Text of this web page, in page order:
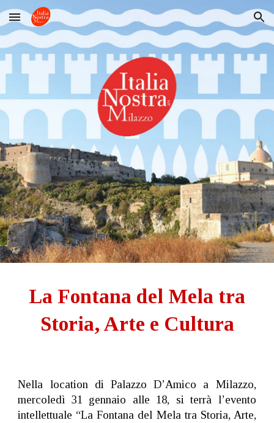
Skip to main content Skip to navigation
La Fontana del Mela tra
Storia, Arte e Cultura
Nella location di Palazzo D’Amico a Milazzo,
mercoledì 31 gennaio alle 18, si terrà l’evento
intellettuale “La Fontana del Mela tra Storia, Arte,